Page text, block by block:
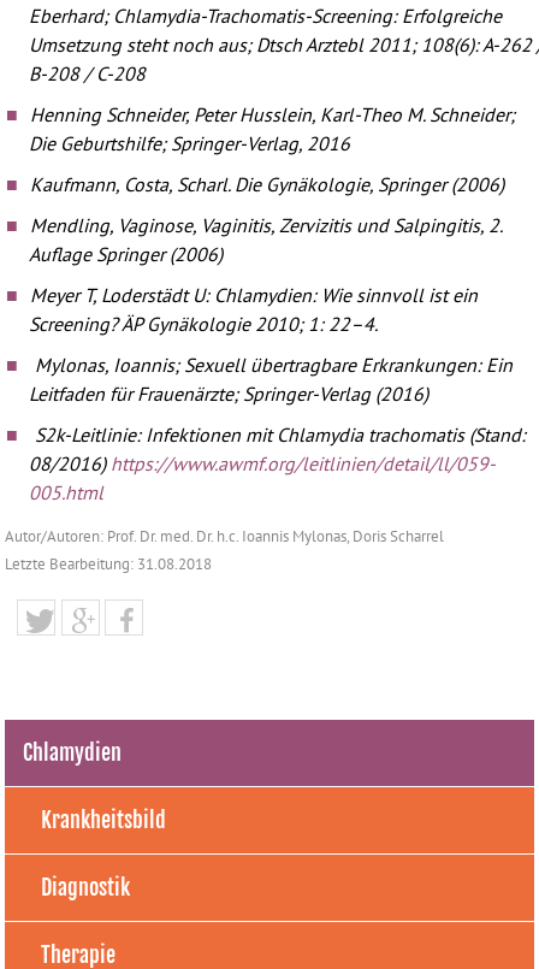
Eberhard; Chlamydia-Trachomatis-Screening: Erfolgreiche
Umsetzung steht noch aus; Dtsch Arztebl 2011; 108(6): A-262
B-208 / C-208
Henning Schneider, Peter Husslein, Karl-Theo M. Schneider;
Die Geburtshilfe; Springer-Verlag, 2016
Kaufmann, Costa, Scharl. Die Gynäkologie, Springer (2006)
Mendling, Vaginose, Vaginitis, Zervizitis und Salpingitis, 2.
Auflage Springer (2006)
Meyer T, Loderstädt U: Chlamydien: Wie sinnvoll ist ein
Screening? ÄP Gynäkologie 2010; 1: 22–4.
Mylonas, Ioannis; Sexuell übertragbare Erkrankungen: Ein
Leitfaden für Frauenärzte; Springer-Verlag (2016)
S2k-Leitlinie: Infektionen mit Chlamydia trachomatis (Stand:
08/2016) https://www.awmf.org/leitlinien/detail/ll/059-
005.html
Autor/Autoren: Prof. Dr. med. Dr. h.c. Ioannis Mylonas, Doris Scharrel
Letzte Bearbeitung: 31.08.2018
Chlamydien
Krankheitsbild
Diagnostik
Therapie